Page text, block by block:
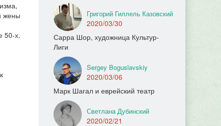
жены
50-х.
Григорий Гиллель Казовский
2020/03/30
Сарра Шор, художница Культур-
Лиги
Sergey Boguslavskiy
2020/03/06
Марк Шагал и еврейский театр
Светлана Дубинский
2020/02/21